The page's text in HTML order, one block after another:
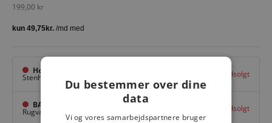
Salgspris
199,00 kr
Hovedlager
Stenhuggervej 10, Udsolgt
BAGGI Tarup Center
Rugvang 36, Udsolgt
Du bestemmer over dine
data
Vi og vores samarbejdspartnere bruger